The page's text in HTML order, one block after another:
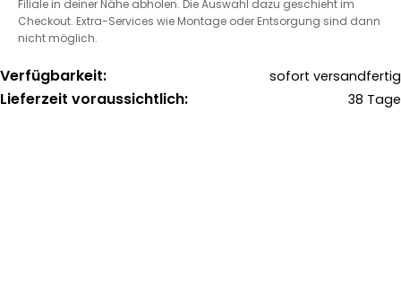
Filiale in deiner Nähe abholen. Die Auswahl dazu geschieht im
Checkout. Extra-Services wie Montage oder Entsorgung sind dann
nicht möglich.
Verfügbarkeit: sofort versandfertig
Lieferzeit voraussichtlich: 38 Tage